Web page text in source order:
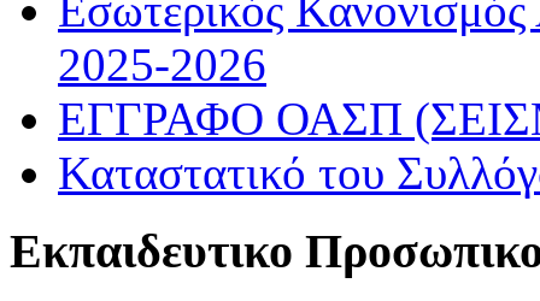
Εσωτερικός
2025-2026
ΕΓΓΡΑΦΟ ΟΑΣΠ
Καταστατικό του
Εκπαιδευτικο